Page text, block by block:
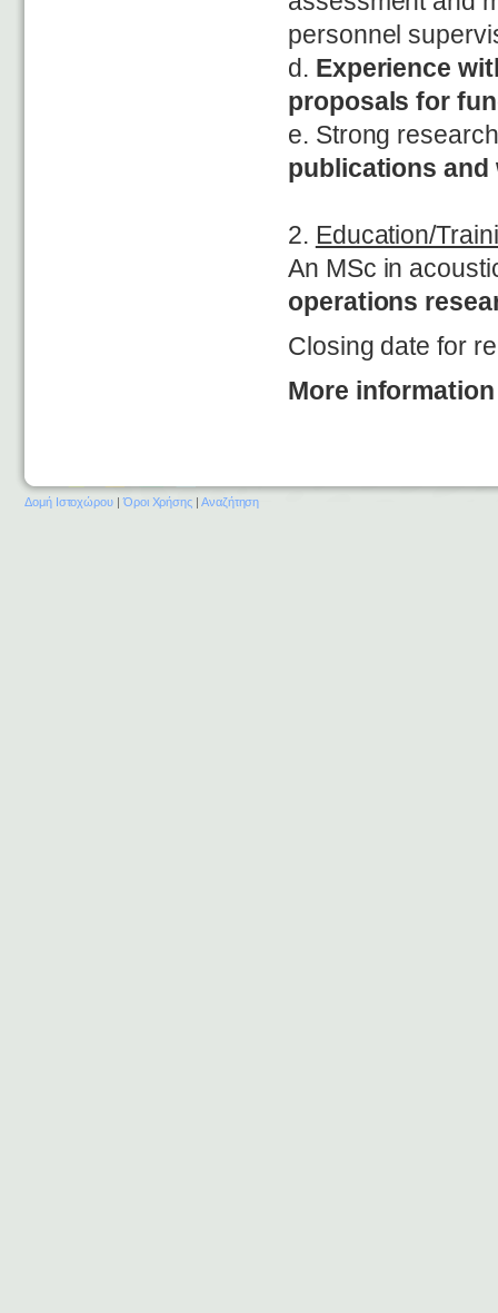
personnel
d. Experience
proposals for
e. Strong
publications
2. Education/
An MSc in
operations
Closing date for
More
Δομή Ιστοχώρου |Όροι Χρήσης | Αναζήτηση